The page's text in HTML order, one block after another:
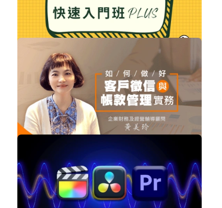
購買後有效期限：課程下架時
7188
NT$5,500
Odoo 快速入門班 PLUS
企業經營 加入購物車
購買後有效期限：2027-08-08
6805
做好客戶徵信與帳款管理實務
企業經營 加入購物車
購買後有效期限：2028-08-08
6757